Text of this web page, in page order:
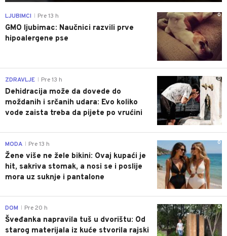
0
LJUBIMCI Pre 13 h
GMO ljubimac: Naučnici razvili prve
hipoalergene pse
0
ZDRAVLJE Pre 13 h
Dehidracija može da dovede do
moždanih i srčanih udara: Evo koliko
vode zaista treba da pijete po vrućini
0
MODA Pre 13 h
Žene više ne žele bikini: Ovaj kupaći je
hit, sakriva stomak, a nosi se i poslije
mora uz suknje i pantalone
0
DOM Pre 20 h
Šveđanka napravila tuš u dvorištu: Od
starog materijala iz kuće stvorila rajski